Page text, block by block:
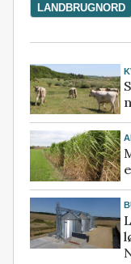
LANDBRUGNORD